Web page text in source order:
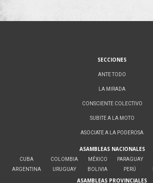
SECCIONES
ANTE TODO
LA MIRADA
CONSCIENTE COLECTIVO
SUBITE A LA MOTO
ASOCIATE A LA PODEROSA
ASAMBLEAS NACIONALES
CUBA
ARGENTINA
COLOMBIA
URUGUAY
MÉXICO
BOLIVIA
PARAGUAY
PERÚ
ASAMBLEAS PROVINCIALES